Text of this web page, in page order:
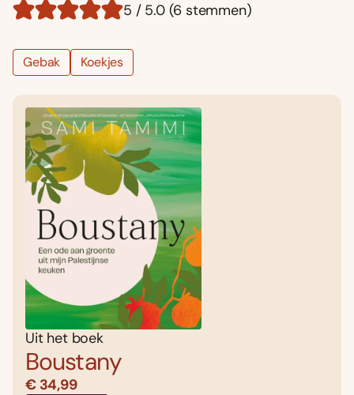
5 / 5.0 (6 stemmen)
Gebak Koekjes
Uit het boek
Boustany
€ 34,99